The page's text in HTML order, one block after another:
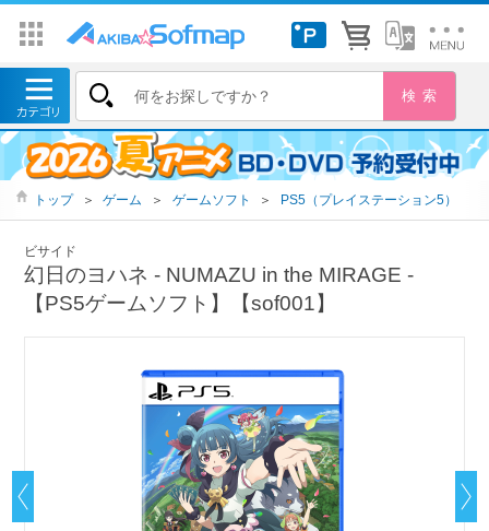
トップ ＞ ゲーム ＞ ゲームソフト ＞ PS5（プレイステーション5）
ビサイド
幻日のヨハネ - NUMAZU in the MIRAGE -
【PS5ゲームソフト】【sof001】